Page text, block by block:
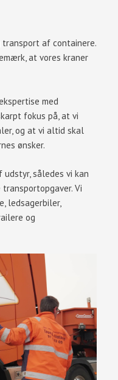
af containere.
at vores kraner
med
fokus på, at vi
og at vi altid skal
ønsker.​
således vi kan
Vi
ledsagerbiler,
og